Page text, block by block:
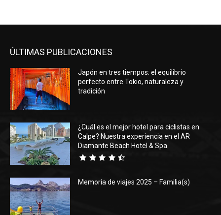
ÚLTIMAS PUBLICACIONES
Japón en tres tiempos: el equilibrio
perfecto entre Tokio, naturaleza y
tradición
¿Cuál es el mejor hotel para ciclistas en
Calpe? Nuestra experiencia en el AR
Diamante Beach Hotel & Spa
Memoria de viajes 2025 – Familia(s)